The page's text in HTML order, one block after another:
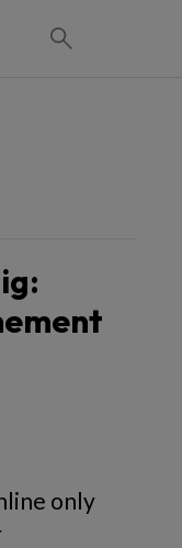
only